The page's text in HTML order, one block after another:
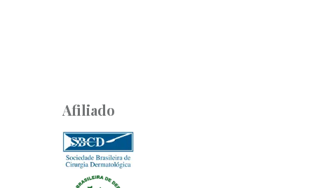
Afiliado